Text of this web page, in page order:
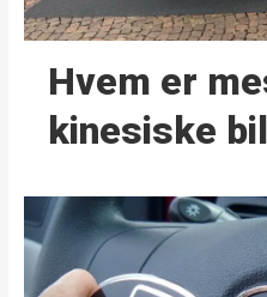
Hvem er
kinesiske